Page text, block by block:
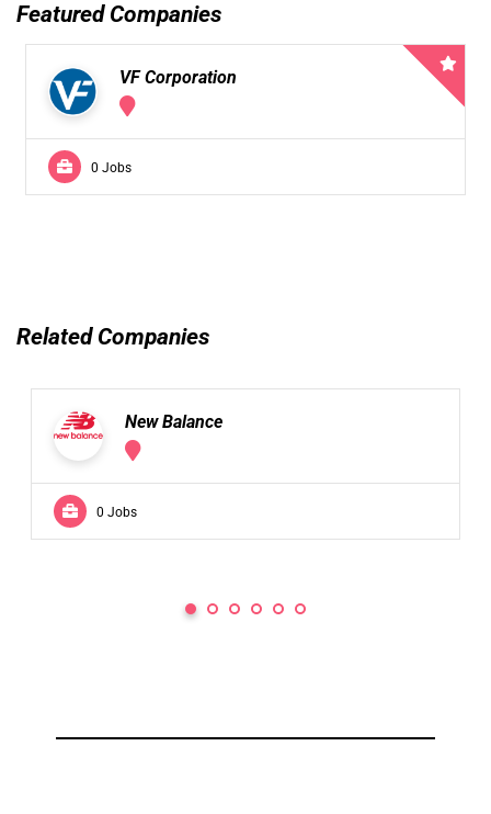
Featured Companies
VF Corporation
0 Jobs
Related Companies
New Balance
0 Jobs